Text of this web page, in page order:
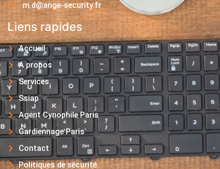
m.d@ange-security.fr
Liens rapides
Accueil
A propos
Services
Ssiap
Agent Cynophile Paris
Gardiennage Paris
Contact
Politiques de sécurité